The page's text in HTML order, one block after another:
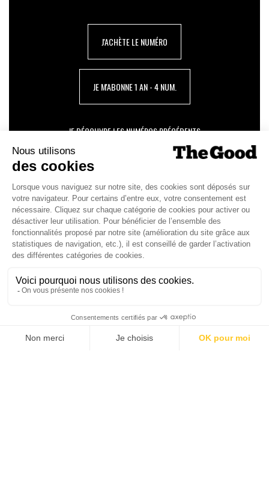
J'ACHÈTE LE NUMÉRO
JE M'ABONNE 1 AN - 4 NUM.
JE DÉCOUVRE LES NUMÉROS PRÉCÉDENTS
Je suis déjà abonné(e) :
version digitale
SUIVEZ-NOUS